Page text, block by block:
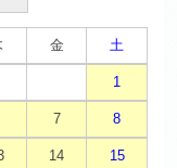
金 土
1
7 8
14 15